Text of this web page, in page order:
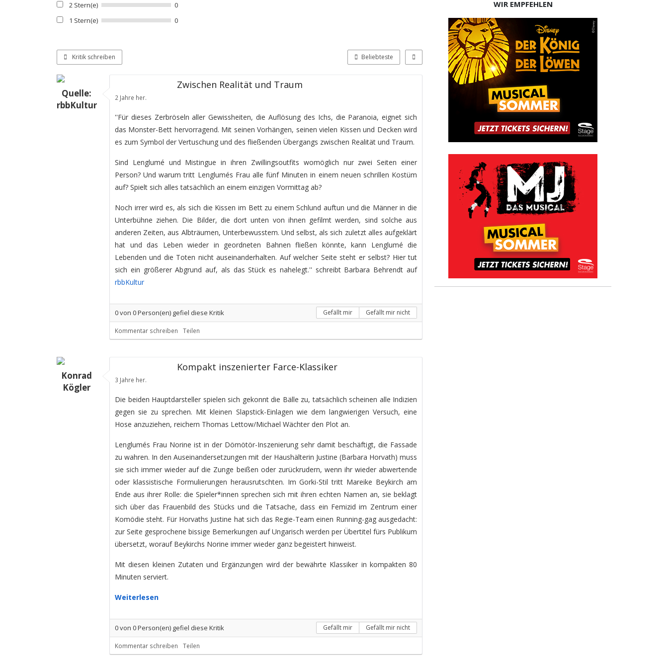
2 Stern(e)
0
1 Stern(e)
0
Kritik schreiben Beliebteste
Quelle:
rbbKultur
Zwischen Realität und Traum
2 Jahre her.
''Für dieses Zerbröseln aller Gewissheiten, die Auflösung des Ichs, die Paranoia, eignet sich
das Monster-Bett hervorragend. Mit seinen Vorhängen, seinen vielen Kissen und Decken wird
es zum Symbol der Vertuschung und des fließenden Übergangs zwischen Realität und Traum.
Sind Lenglumé und Mistingue in ihren Zwillingsoutfits womöglich nur zwei Seiten einer
Person? Und warum tritt Lenglumés Frau alle fünf Minuten in einem neuen schrillen Kostüm
auf? Spielt sich alles tatsächlich an einem einzigen Vormittag ab?
Noch irrer wird es, als sich die Kissen im Bett zu einem Schlund auftun und die Männer in die
Unterbühne ziehen. Die Bilder, die dort unten von ihnen gefilmt werden, sind solche aus
anderen Zeiten, aus Albträumen, Unterbewusstem. Und selbst, als sich zuletzt alles aufgeklärt
hat und das Leben wieder in geordneten Bahnen fließen könnte, kann Lenglumé die
Lebenden und die Toten nicht auseinanderhalten. Auf welcher Seite steht er selbst? Hier tut
sich ein größerer Abgrund auf, als das Stück es nahelegt.'' schreibt Barbara Behrendt auf
rbbKultur
0von 0Person(en) gefiel diese Kritik Gefällt mir Gefällt mir nicht
Kommentar schreiben Teilen
Konrad
Kögler
Kompakt inszenierter Farce-Klassiker
3 Jahre her.
Die beiden Hauptdarsteller spielen sich gekonnt die Bälle zu, tatsächlich scheinen alle Indizien
gegen sie zu sprechen. Mit kleinen Slapstick-Einlagen wie dem langwierigen Versuch, eine
Hose anzuziehen, reichern Thomas Lettow/Michael Wächter den Plot an.
Lenglumés Frau Norine ist in der Dömötör-Inszenierung sehr damit beschäftigt, die Fassade
zu wahren. In den Auseinandersetzungen mit der Haushälterin Justine (Barbara Horvath) muss
sie sich immer wieder auf die Zunge beißen oder zurückrudern, wenn ihr wieder abwertende
oder klassistische Formulierungen herausrutschten. Im Gorki-Stil tritt Mareike Beykirch am
Ende aus ihrer Rolle: die Spieler*innen sprechen sich mit ihren echten Namen an, sie beklagt
sich über das Frauenbild des Stücks und die Tatsache, dass ein Femizid im Zentrum einer
Komödie steht. Für Horvaths Justine hat sich das Regie-Team einen Running-gag ausgedacht:
zur Seite gesprochene bissige Bemerkungen auf Ungarisch werden per Übertitel fürs Publikum
übersetzt, worauf Beykirchs Norine immer wieder ganz begeistert hinweist.
Mit diesen kleinen Zutaten und Ergänzungen wird der bewährte Klassiker in kompakten 80
Minuten serviert.
Weiterlesen
0von 0Person(en) gefiel diese Kritik Gefällt mir Gefällt mir nicht
Kommentar schreiben Teilen
WIR EMPFEHLEN